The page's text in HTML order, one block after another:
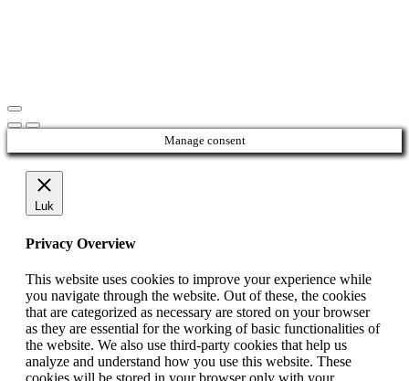
Manage consent
Luk
Privacy Overview
This website uses cookies to improve your experience while
you navigate through the website. Out of these, the cookies
that are categorized as necessary are stored on your browser
as they are essential for the working of basic functionalities of
the website. We also use third-party cookies that help us
analyze and understand how you use this website. These
cookies will be stored in your browser only with your